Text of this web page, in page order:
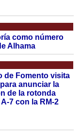
como número
Alhama
de Fomento visita
anunciar la
de la rotonda
7 con la RM-2